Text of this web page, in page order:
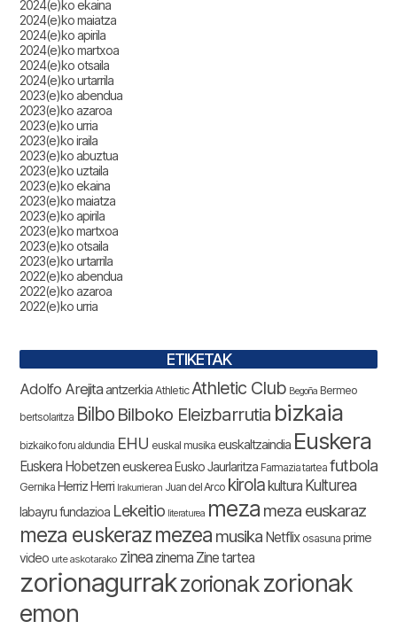
2024(e)ko ekaina
2024(e)ko maiatza
2024(e)ko apirila
2024(e)ko martxoa
2024(e)ko otsaila
2024(e)ko urtarrila
2023(e)ko abendua
2023(e)ko azaroa
2023(e)ko urria
2023(e)ko iraila
2023(e)ko abuztua
2023(e)ko uztaila
2023(e)ko ekaina
2023(e)ko maiatza
2023(e)ko apirila
2023(e)ko martxoa
2023(e)ko otsaila
2023(e)ko urtarrila
2022(e)ko abendua
2022(e)ko azaroa
2022(e)ko urria
ETIKETAK
Adolfo Arejitaantzerkia Athletic Athletic Club Begoña Bermeo
bertsolaritza Bilbo Bilboko Eleizbarrutia bizkaia
bizkaiko foru aldundia EHU euskal musika euskaltzaindia Euskera
Euskera Hobetzeneuskerea Eusko Jaurlaritza Farmazia tartea futbola
Gernika Herriz Herri Irakurrieran Juan del Arco kirolakultura Kulturea
labayru fundazioa Lekeitio literaturea meza meza euskaraz
meza euskerazmezea musika Netflix osasuna prime
video urte askotarako zinea zinema Zine tartea
zorionagurrakzorionakzorionak
emon